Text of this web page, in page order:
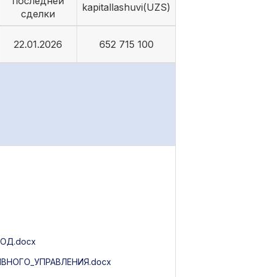
сделки
kapitallashuvi(UZS)
22.01.2026 652 715 100